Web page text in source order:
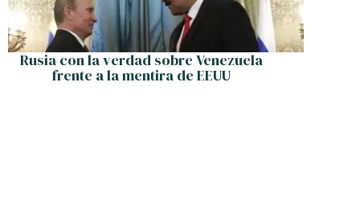
Rusia con la verdad sobre Venezuela
frente a la mentira de EEUU